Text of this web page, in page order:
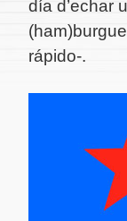
día d’echar
(ham)
rápido-.